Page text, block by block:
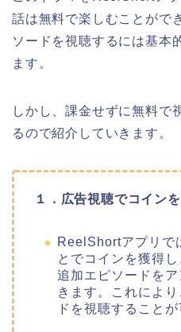
話は無料で楽しむことがで
ソードを視聴するには基本
ます。
しかし、課金せずに無料で
るので紹介していきます。
１．広告視聴でコイン
ReelShortアプリで
とでコインを獲得
追加エピソードを
きます。これによ
ドを視聴することが